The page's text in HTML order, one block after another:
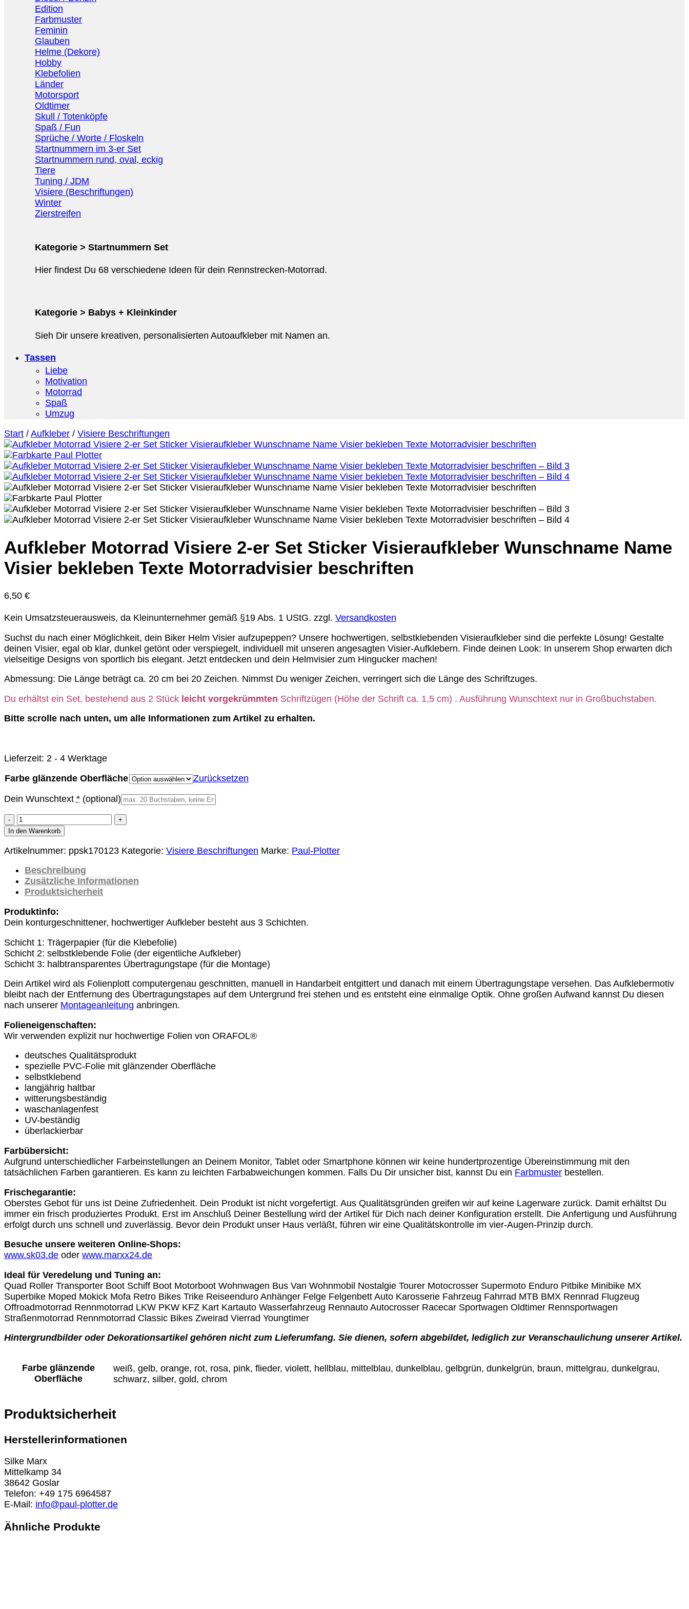
Edition
Farbmuster
Feminin
Glauben
Helme (Dekore)
Hobby
Klebefolien
Länder
Motorsport
Oldtimer
Skull / Totenköpfe
Spaß / Fun
Sprüche / Worte / Floskeln
Startnummern im 3-er Set
Startnummern rund, oval, eckig
Tiere
Tuning / JDM
Visiere (Beschriftungen)
Winter
Zierstreifen
Kategorie > Startnummern Set
Hier findest Du 68 verschiedene Ideen für dein Rennstrecken-Motorrad.
Kategorie > Babys + Kleinkinder
Sieh Dir unsere kreativen, personalisierten Autoaufkleber mit Namen an.
Tassen
Liebe
Motivation
Motorrad
Spaß
Umzug
Start / Aufkleber / Visiere Beschriftungen
Aufkleber Motorrad Visiere 2-er Set Sticker Visieraufkleber Wunschname Name
Visier bekleben Texte Motorradvisier beschriften
6,50 €
Kein Umsatzsteuerausweis, da Kleinunternehmer gemäß §19 Abs. 1 UStG. zzgl. Versandkosten
Suchst du nach einer Möglichkeit, dein Biker Helm Visier aufzupeppen? Unsere hochwertigen, selbstklebenden Visieraufkleber sind die perfekte Lösung! Gestalte
deinen Visier, egal ob klar, dunkel getönt oder verspiegelt, individuell mit unseren angesagten Visier-Aufklebern. Finde deinen Look: In unserem Shop erwarten dich
vielseitige Designs von sportlich bis elegant. Jetzt entdecken und dein Helmvisier zum Hingucker machen!
Abmessung: Die Länge beträgt ca. 20 cm bei 20 Zeichen. Nimmst Du weniger Zeichen, verringert sich die Länge des Schriftzuges.
Du erhältst ein Set, bestehend aus 2 Stück leicht vorgekrümmten Schriftzügen (Höhe der Schrift ca. 1,5 cm) . Ausführung Wunschtext nur in Großbuchstaben.
Bitte scrolle nach unten, um alle Informationen zum Artikel zu erhalten.
Lieferzeit: 2 - 4 Werktage
Farbe glänzende Oberfläche
Zurücksetzen
Dein Wunschtext * (optional)
Aufkleber
Motorrad
2-
Set
Sticker
Visieraufkleber
Name
Visier
bekleben
Texte
Motorradvisier
beschriften
Menge
In den Warenkorb
Artikelnummer: ppsk170123 Kategorie: Visiere Beschriftungen Marke: Paul-Plotter
Beschreibung
Zusätzliche Informationen
Produktsicherheit
Produktinfo:
Dein konturgeschnittener, hochwertiger Aufkleber besteht aus 3 Schichten.
Schicht 1: Trägerpapier (für die Klebefolie)
Schicht 2: selbstklebende Folie (der eigentliche Aufkleber)
Schicht 3: halbtransparentes Übertragungstape (für die Montage)
Dein Artikel wird als Folienplott computergenau geschnitten, manuell in Handarbeit entgittert und danach mit einem Übertragungstape versehen. Das Aufklebermotiv
bleibt nach der Entfernung des Übertragungstapes auf dem Untergrund frei stehen und es entsteht eine einmalige Optik. Ohne großen Aufwand kannst Du diesen
nach unserer Montageanleitung anbringen.
Folieneigenschaften:
Wir verwenden explizit nur hochwertige Folien von ORAFOL®
deutsches Qualitätsprodukt
spezielle PVC-Folie mit glänzender Oberfläche
selbstklebend
langjährig haltbar
witterungsbeständig
waschanlagenfest
UV-beständig
überlackierbar
Farbübersicht:
Aufgrund unterschiedlicher Farbeinstellungen an Deinem Monitor, Tablet oder Smartphone können wir keine hundertprozentige Übereinstimmung mit den
tatsächlichen Farben garantieren. Es kann zu leichten Farbabweichungen kommen. Falls Du Dir unsicher bist, kannst Du ein Farbmuster bestellen.
Frischegarantie:
Oberstes Gebot für uns ist Deine Zufriedenheit. Dein Produkt ist nicht vorgefertigt. Aus Qualitätsgründen greifen wir auf keine Lagerware zurück. Damit erhältst Du
immer ein frisch produziertes Produkt. Erst im Anschluß Deiner Bestellung wird der Artikel für Dich nach deiner Konfiguration erstellt. Die Anfertigung und Ausführung
erfolgt durch uns schnell und zuverlässig. Bevor dein Produkt unser Haus verläßt, führen wir eine Qualitätskontrolle im vier-Augen-Prinzip durch.
Besuche unsere weiteren Online-Shops:
www.sk03.de oder www.marxx24.de
Ideal für Veredelung und Tuning an:
Quad Roller Transporter Boot Schiff Boot Motorboot Wohnwagen Bus Van Wohnmobil Nostalgie Tourer Motocrosser Supermoto Enduro Pitbike Minibike MX
Superbike Moped Mokick Mofa Retro Bikes Trike Reiseenduro Anhänger Felge Felgenbett Auto Karosserie Fahrzeug Fahrrad MTB BMX Rennrad Flugzeug
Offroadmotorrad Rennmotorrad LKW PKW KFZ Kart Kartauto Wasserfahrzeug Rennauto Autocrosser Racecar Sportwagen Oldtimer Rennsportwagen
Straßenmotorrad Rennmotorrad Classic Bikes Zweirad Vierrad Youngtimer
Hintergrundbilder oder Dekorationsartikel gehören nicht zum Lieferumfang. Sie dienen, sofern abgebildet, lediglich zur Veranschaulichung unserer Artikel.
Farbe glänzende
Oberfläche
weiß, gelb, orange, rot, rosa, pink, flieder, violett, hellblau, mittelblau, dunkelblau, gelbgrün, dunkelgrün, braun, mittelgrau, dunkelgrau,
schwarz, silber, gold, chrom
Produktsicherheit
Herstellerinformationen
Silke Marx
Mittelkamp 34
38642 Goslar
Telefon: +49 175 6964587
E-Mail: info@paul-plotter.de
Ähnliche Produkte